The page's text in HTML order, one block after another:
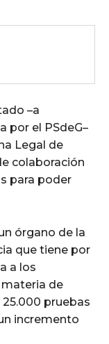
–a
por el PSdeG–
Legal de
colaboración
para poder
órgano de la
que tiene por
a los
materia de
pruebas
incremento